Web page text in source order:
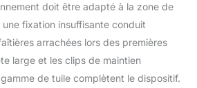
et
de
neige,
doit être adapté à la zone de
fixation insuffisante conduit
arrachées lors des premières
large et les clips de maintien
de tuile complètent le dispositif.